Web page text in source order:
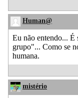
Human@
Eu não entendo... É
grupo"... Como se
humana.
mistério